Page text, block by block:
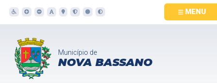
MENU
Município de
NOVA BASSANO